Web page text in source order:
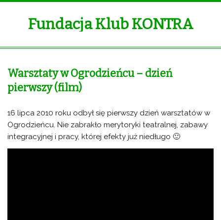
Fundacja Klub KONTRA
Warsztaty w Ogrodzieńcu – dzień
pierwszy (film)
16 lipca 2010 roku odbył się pierwszy dzień warsztatów w
Ogrodzieńcu. Nie zabrakło merytoryki teatralnej, zabawy
integracyjnej i pracy, której efekty już niedługo 🙂